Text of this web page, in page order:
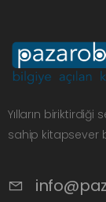
Yılların
sahip kitapsever